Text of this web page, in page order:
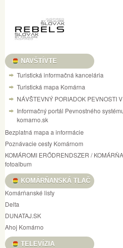
NAVŠTÍVTE
Turistická informačná kancelária
Turistická mapa Komárna
NÁVŠTEVNÝ PORIADOK PEVNOSTI
Informačný portál Pevnostného
komarno.sk
Bezplatná mapa a informácie
Poznávacie cesty Komárnom
KOMÁROMI ERŐDRENDSZER /
fotoalbum
KOMÁRŇANSKÁ TLAČ
Komárňanské listy
Delta
DUNATAJ.SK
Ahoj Komárno
TELEVÍZIA